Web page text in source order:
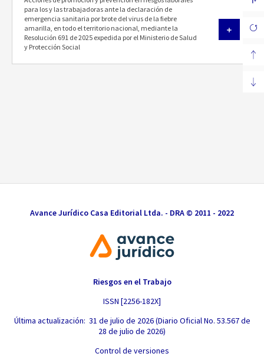
para los y las trabajadoras ante la declaración de
emergencia sanitaria por brote del virus de la fiebre
amarilla, en todo el territorio nacional, mediante la
Resolución 691 de 2025 expedida por el Ministerio de Salud
y Protección Social
Riesgos en el Trabajo
ISSN [2256-182X]
Última actualización: 31 de julio de 2026 (Diario Oficial No. 53.567 de
28 de julio de 2026)
Control de versiones
Avance Jurídico Casa Editorial Ltda. - DRA © 2011 - 2022